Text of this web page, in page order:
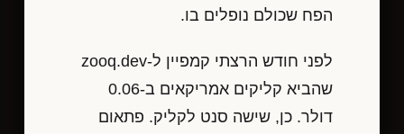
הפח שכולם נופלים בו.
לפני חודש הרצתי קמפיין ל-zooq.dev
שהביא קליקים אמריקאים ב-0.06
דולר. כן, שישה סנט לקליק. פתאום